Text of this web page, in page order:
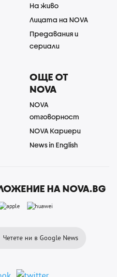
На живо
Лицата на NOVA
Предавания и
сериали
ОЩЕ ОТ
NOVA
NOVA
отговорност
NOVA Кариери
News in English
НА NOVA.BG
Четете ни в Google News